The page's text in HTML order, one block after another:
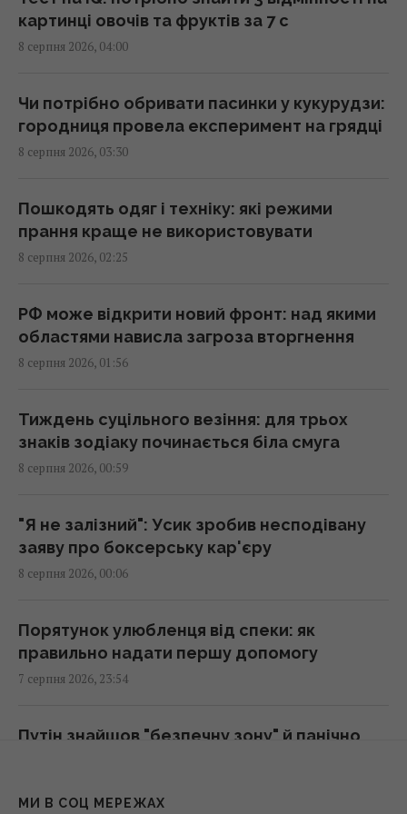
Сонячна електростанція перегородила
вихід
02:18 субота, 08 серпня 2026
уклали угоду про взаємну оборону, -
Reuters
01:44 субота, 08 серпня 2026
Експерти назвали 10 речей, які варто знати
про Прагу перед поїздкою
01:15 субота, 08 серпня 2026
Росія просуває іноземним замовникам нову
ракету для Су-57, - ЗМІ
00:32 субота, 08 серпня 2026
Старий монітор ще рано викидати: як
використати його повторно з користю
00:05 субота, 08 серпня 2026
Вчені знайшли молоток зі слонової кістки
віком 500 000 років: про що він свідчить
23:58 п'ятниця, 07 серпня 2026
Зеленський відреагував на ухвалення
23:53 п'ятниця, 07 серпня 2026
картинці овочів та фруктів за 7 с
8 серпня 2026, 04:00
Чи потрібно обривати пасинки у кукурудзи:
городниця провела експеримент на грядці
8 серпня 2026, 03:30
Пошкодять одяг і техніку: які режими
прання краще не використовувати
8 серпня 2026, 02:25
РФ може відкрити новий фронт: над якими
областями нависла загроза вторгнення
8 серпня 2026, 01:56
Тиждень суцільного везіння: для трьох
знаків зодіаку починається біла смуга
8 серпня 2026, 00:59
"Я не залізний": Усик зробив несподівану
заяву про боксерську кар'єру
8 серпня 2026, 00:06
Порятунок улюбленця від спеки: як
правильно надати першу допомогу
7 серпня 2026, 23:54
Путін знайшов "безпечну зону" й панічно
МИ В СОЦ МЕРЕЖАХ